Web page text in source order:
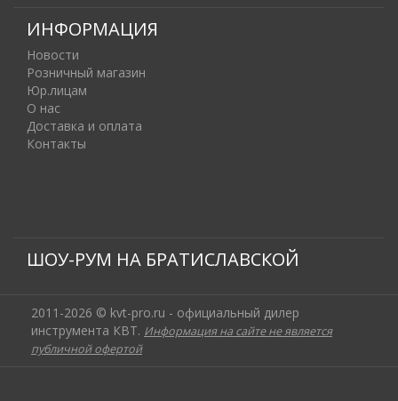
ИНФОРМАЦИЯ
Новости
Розничный магазин
Юр.лицам
О нас
Доставка и оплата
Контакты
ШОУ-РУМ НА БРАТИСЛАВСКОЙ
2011-2026 © kvt-pro.ru - официальный дилер
инструмента КВТ. Информация на сайте не является
публичной офертой